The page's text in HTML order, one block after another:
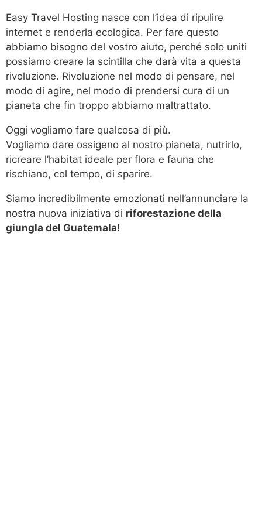
Easy Travel Hosting nasce con l’idea di ripulire
internet e renderla ecologica. Per fare questo
abbiamo bisogno del vostro aiuto, perché solo uniti
possiamo creare la scintilla che darà vita a questa
rivoluzione. Rivoluzione nel modo di pensare, nel
modo di agire, nel modo di prendersi cura di un
pianeta che fin troppo abbiamo maltrattato.
Oggi vogliamo fare qualcosa di più.
Vogliamo dare ossigeno al nostro pianeta, nutrirlo,
ricreare l’habitat ideale per flora e fauna che
rischiano, col tempo, di sparire.
Siamo incredibilmente emozionati nell’annunciare la
nostra nuova iniziativa di riforestazione della
giungla del Guatemala!